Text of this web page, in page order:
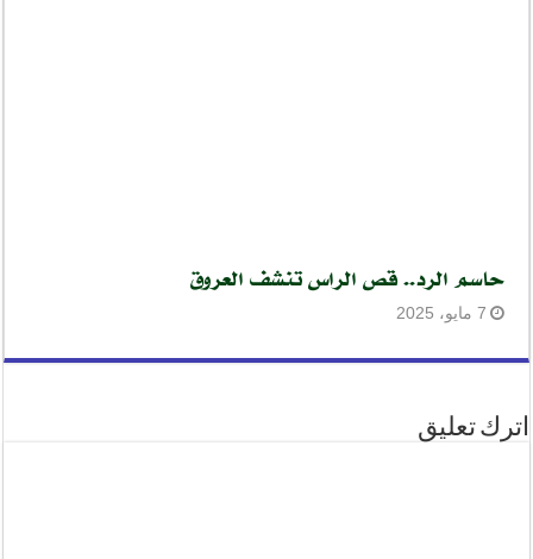
حاسم الرد.. قص الراس تنشف العروق
7 مايو، 2025
اترك تعليق